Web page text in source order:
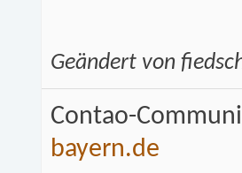
rieve
guration.
*
*
ean return
Geändert von
Contao-
bayern.de